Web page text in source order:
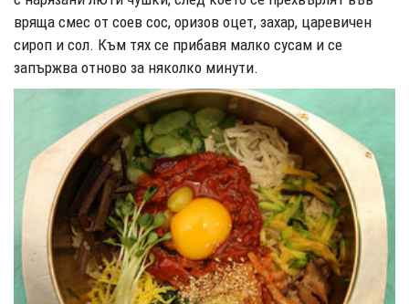
вряща смес от соев сос, оризов оцет, захар, царевичен
сироп и сол. Към тях се прибавя малко сусам и се
запържва отново за няколко минути.